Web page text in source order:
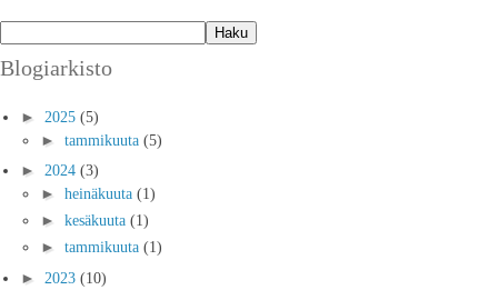
Blogiarkisto
► 2025 (5)
► tammikuuta (5)
► 2024 (3)
► heinäkuuta (1)
► kesäkuuta (1)
► tammikuuta (1)
► 2023 (10)